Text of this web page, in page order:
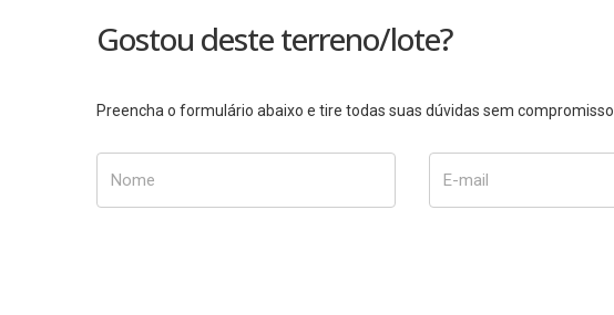
Gostou deste terreno/lote?
Preencha o formulário abaixo e tire todas suas dúvidas sem compromisso.